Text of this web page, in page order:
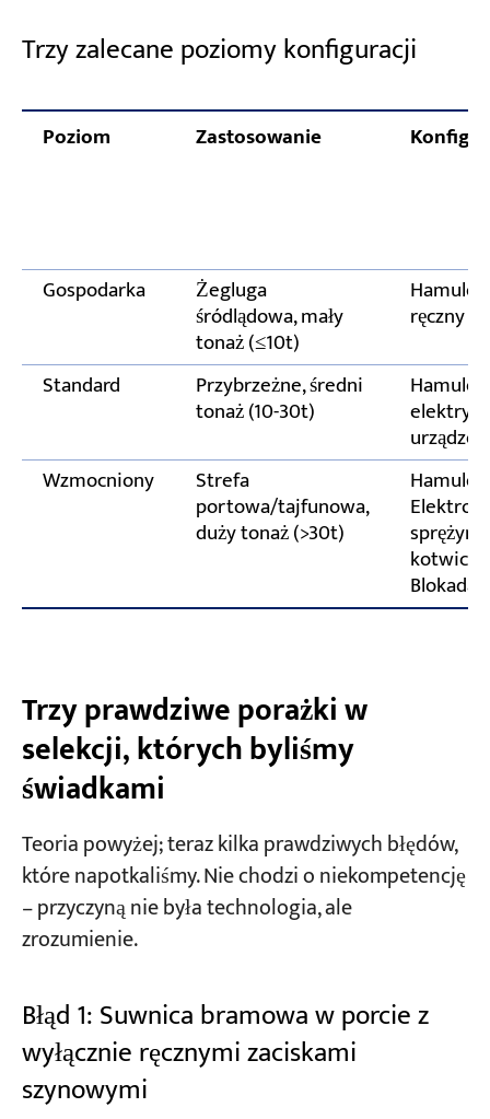
Trzy zalecane poziomy konfiguracji
Poziom Zastosowanie
Gospodarka Żegluga
śródlądowa, mały
tonaż (≤10t)
ręczny
Standard Przybrzeżne, średni
tonaż (10-30t)
Wzmocniony
Strefa
portowa/tajfunowa,
duży tonaż (>30t)
Blokada
Trzy prawdziwe porażki w
selekcji, których byliśmy
świadkami
Teoria powyżej; teraz kilka prawdziwych błędów,
które napotkaliśmy. Nie chodzi o niekompetencję
– przyczyną nie była technologia, ale
zrozumienie.
Błąd 1: Suwnica bramowa w porcie z
wyłącznie ręcznymi zaciskami
szynowymi